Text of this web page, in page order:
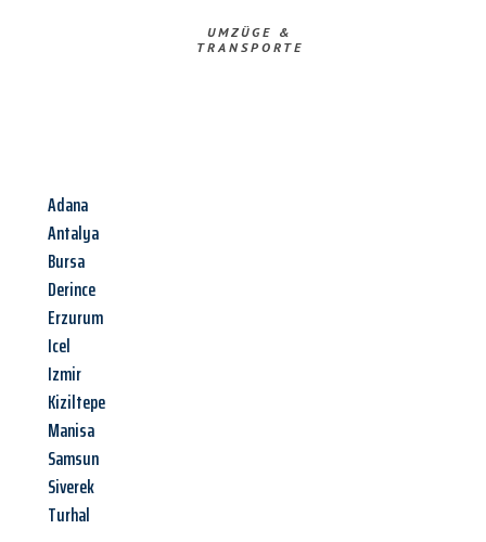
UMZÜGE &
TRANSPORTE
Adana
Antalya
Bursa
Derince
Erzurum
Icel
Izmir
Kiziltepe
Manisa
Samsun
Siverek
Turhal